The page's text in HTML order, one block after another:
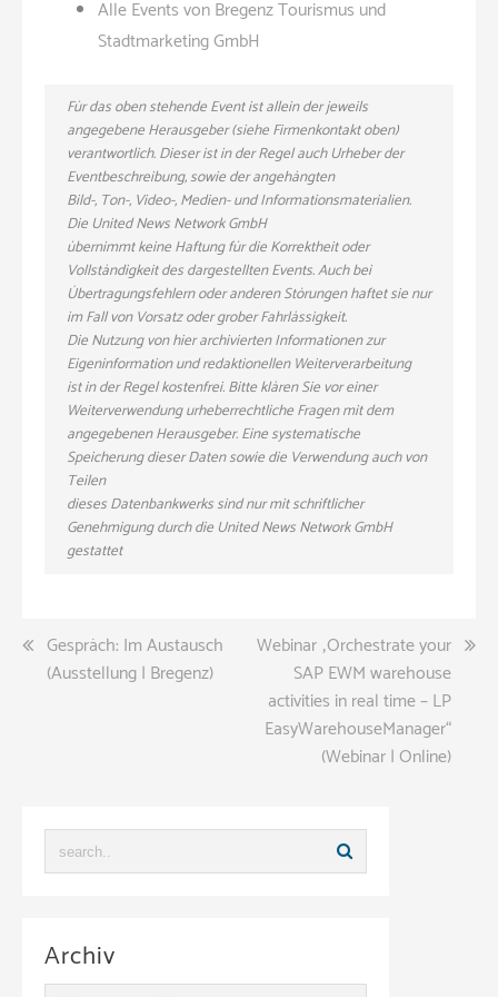
Alle Events von Bregenz Tourismus und
Stadtmarketing GmbH
Für das oben stehende Event ist allein der jeweils
angegebene Herausgeber (siehe Firmenkontakt oben)
verantwortlich. Dieser ist in der Regel auch Urheber der
Eventbeschreibung, sowie der angehängten
Bild-, Ton-, Video-, Medien- und Informationsmaterialien.
Die United News Network GmbH
übernimmt keine Haftung für die Korrektheit oder
Vollständigkeit des dargestellten Events. Auch bei
Übertragungsfehlern oder anderen Störungen haftet sie nur
im Fall von Vorsatz oder grober Fahrlässigkeit.
Die Nutzung von hier archivierten Informationen zur
Eigeninformation und redaktionellen Weiterverarbeitung
ist in der Regel kostenfrei. Bitte klären Sie vor einer
Weiterverwendung urheberrechtliche Fragen mit dem
angegebenen Herausgeber. Eine systematische
Speicherung dieser Daten sowie die Verwendung auch von
Teilen
dieses Datenbankwerks sind nur mit schriftlicher
Genehmigung durch die United News Network GmbH
gestattet
Beitragsnavigation
Gespräch: Im Austausch
(Ausstellung | Bregenz)
Webinar „Orchestrate your
SAP EWM warehouse
activities in real time – LP
EasyWarehouseManager“
(Webinar | Online)
Archiv